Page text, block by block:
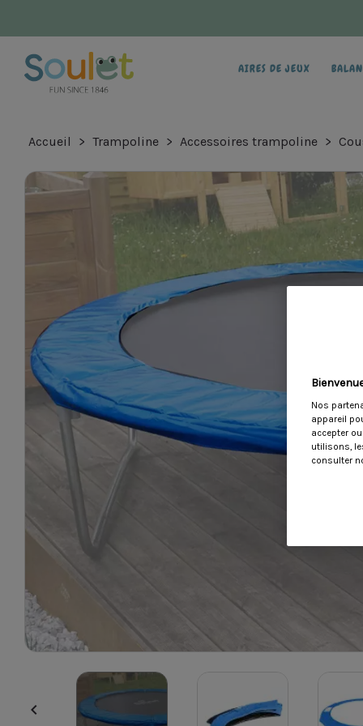
AIRES DE JEUX
Accueil Trampoline Accessoires trampoline

Nos
appareil
accepter
utilisons,
consulter